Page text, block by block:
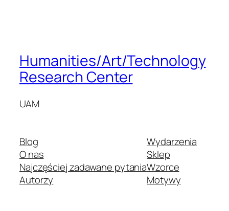
Humanities/Art/Technology
Research Center
UAM
Blog
O nas
Najczęściej zadawane pytania
Autorzy
Wydarzenia
Sklep
Wzorce
Motywy